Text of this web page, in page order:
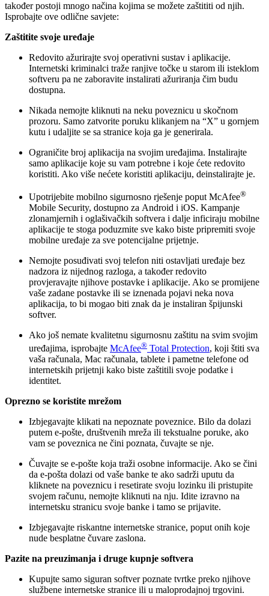
također postoji mnogo načina kojima se možete zaštititi od njih.
Isprobajte ove odlične savjete:
Zaštitite svoje uređaje
Redovito ažurirajte svoj operativni sustav i aplikacije.
Internetski kriminalci traže ranjive točke u starom ili isteklom
softveru pa ne zaboravite instalirati ažuriranja čim budu
dostupna.
Nikada nemojte kliknuti na neku poveznicu u skočnom
prozoru. Samo zatvorite poruku klikanjem na “X” u gornjem
kutu i udaljite se sa stranice koja ga je generirala.
Ograničite broj aplikacija na svojim uređajima. Instalirajte
samo aplikacije koje su vam potrebne i koje ćete redovito
koristiti. Ako više nećete koristiti aplikaciju, deinstalirajte je.
Upotrijebite mobilno sigurnosno rješenje poput McAfee®
Mobile Security, dostupno za Android i iOS. Kampanje
zlonamjernih i oglašivačkih softvera i dalje inficiraju mobilne
aplikacije te stoga poduzmite sve kako biste pripremiti svoje
mobilne uređaje za sve potencijalne prijetnje.
Nemojte posuđivati svoj telefon niti ostavljati uređaje bez
nadzora iz nijednog razloga, a također redovito
provjeravajte njihove postavke i aplikacije. Ako se promijene
vaše zadane postavke ili se iznenada pojavi neka nova
aplikacija, to bi mogao biti znak da je instaliran špijunski
softver.
Ako još nemate kvalitetnu sigurnosnu zaštitu na svim svojim
uređajima, isprobajte McAfee® Total Protection, koji štiti sva
vaša računala, Mac računala, tablete i pametne telefone od
internetskih prijetnji kako biste zaštitili svoje podatke i
identitet.
Oprezno se koristite mrežom
Izbjegavajte klikati na nepoznate poveznice. Bilo da dolazi
putem e-pošte, društvenih mreža ili tekstualne poruke, ako
vam se poveznica ne čini poznata, čuvajte se nje.
Čuvajte se e-pošte koja traži osobne informacije. Ako se čini
da e-pošta dolazi od vaše banke te ako sadrži uputu da
kliknete na poveznicu i resetirate svoju lozinku ili pristupite
svojem računu, nemojte kliknuti na nju. Idite izravno na
internetsku stranicu svoje banke i tamo se prijavite.
Izbjegavajte riskantne internetske stranice, poput onih koje
nude besplatne čuvare zaslona.
Pazite na preuzimanja i druge kupnje softvera
Kupujte samo siguran softver poznate tvrtke preko njihove
službene internetske stranice ili u maloprodajnoj trgovini.